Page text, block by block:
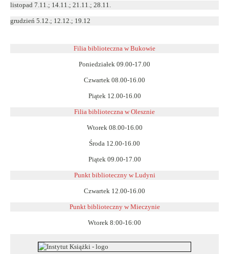
listopad 7.11.; 14.11.; 21.11.; 28.11.
grudzień 5.12.; 12.12.; 19.12
Filia biblioteczna w Bukowie
Poniedziałek 09.00-17.00
Czwartek 08.00-16.00
Piątek 12.00-16.00
Filia biblioteczna w Olesznie
Wtorek 08.00-16.00
Środa 12.00-16.00
Piątek 09.00-17.00
Punkt biblioteczny w Ludyni
Czwartek 12.00-16.00
Punkt biblioteczny w Mieczynie
Wtorek 8:00-16:00